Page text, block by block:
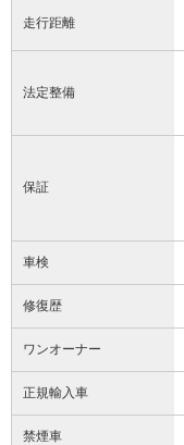
走行距離
法定整備
保証
車検
修復歴
ワンオーナー
正規輸入車
禁煙車